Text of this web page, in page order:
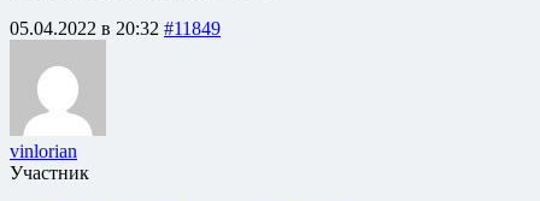
05.04.2022 в 20:32 #11849
vinlorian
Участник